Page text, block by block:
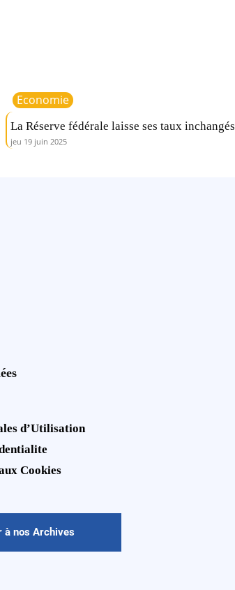
Economie
La Réserve fédérale laisse ses taux inchangés
jeu 19 juin 2025
d’Utilisation
Cookies
à nos Archives